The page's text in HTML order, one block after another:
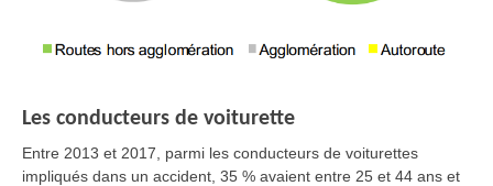
Les conducteurs de voiturette
Entre 2013 et 2017, parmi les conducteurs de voiturettes
impliqués dans un accident, 35 % avaient entre 25 et 44 ans et